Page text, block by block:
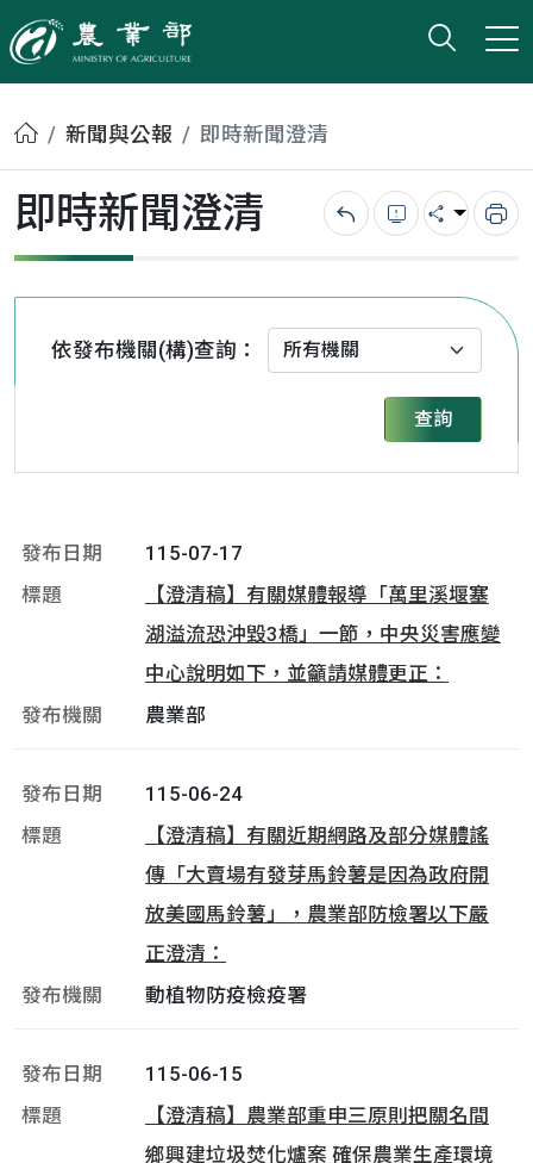
農業部
打開
小版
首頁新聞與公報 即時新聞澄清
即時新聞澄清 回上一頁錯誤回報
分享 列
依發布機關(構)查詢：
查詢
115-07-17
【澄清稿】有關媒體報導「萬里溪堰塞
湖溢流恐沖毀3橋」一節，中央災害應變
中心說明如下，並籲請媒體更正：
農業部
115-06-24
【澄清稿】有關近期網路及部分媒體謠
傳「大賣場有發芽馬鈴薯是因為政府開
放美國馬鈴薯」，農業部防檢署以下嚴
正澄清：
動植物防疫檢疫署
115-06-15
【澄清稿】農業部重申三原則把關名間
鄉興建垃圾焚化爐案 確保農業生產環境